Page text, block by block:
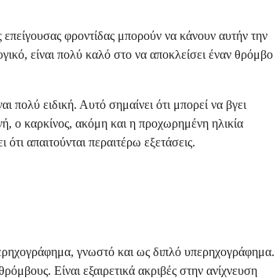
φροντίδας μπορούν να κάνουν αυτήν την
είναι πολύ καλό στο να αποκλείσει έναν θρόμβο
πολύ ειδική. Αυτό σημαίνει ότι μπορεί να βγει
ο καρκίνος, ακόμη και η προχωρημένη ηλικία
απαιτούνται περαιτέρω εξετάσεις.
γνωστό και ως διπλό υπερηχογράφημα.
Είναι εξαιρετικά ακριβές στην ανίχνευση